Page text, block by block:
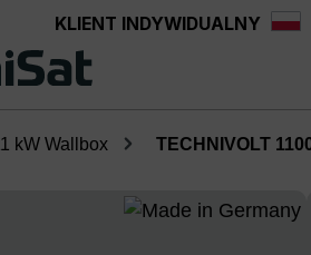
KLIENT INDYWIDUALNY
kW Wallbox TECHNIVOLT